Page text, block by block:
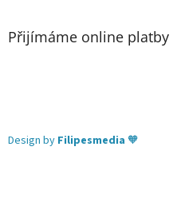
Přijímáme online platby
Design by Filipesmedia 🧡